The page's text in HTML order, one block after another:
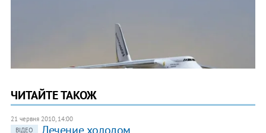
ЧИТАЙТЕ ТАКОЖ
21 червня 2010, 14:00
ВІДЕО